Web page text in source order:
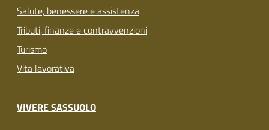
Salute, benessere e assistenza
Tributi, finanze e contravvenzioni
Turismo
Vita lavorativa
VIVERE SASSUOLO